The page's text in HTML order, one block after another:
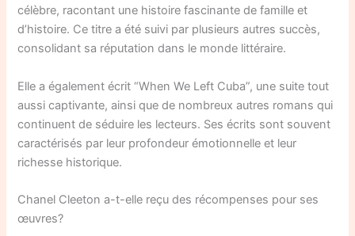
célèbre, racontant une histoire fascinante de famille et
d’histoire. Ce titre a été suivi par plusieurs autres succès,
consolidant sa réputation dans le monde littéraire.
Elle a également écrit “When We Left Cuba”, une suite tout
aussi captivante, ainsi que de nombreux autres romans qui
continuent de séduire les lecteurs. Ses écrits sont souvent
caractérisés par leur profondeur émotionnelle et leur
richesse historique.
Chanel Cleeton a-t-elle reçu des récompenses pour ses
œuvres?